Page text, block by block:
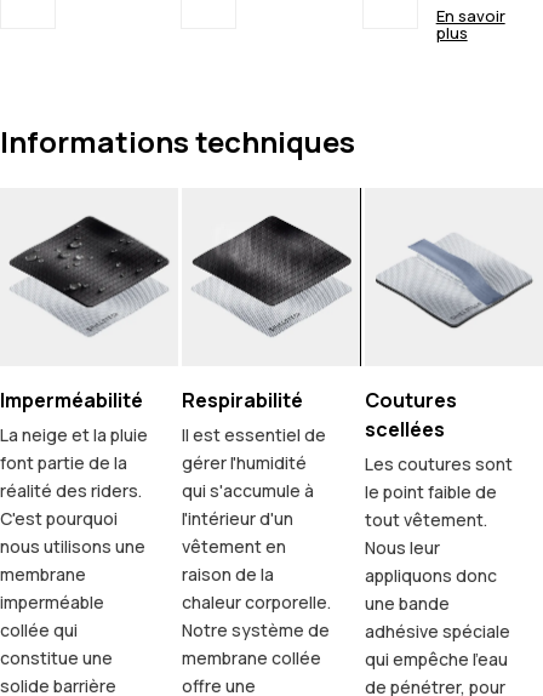
En savoir
plus
Informations techniques
Imperméabilité
La neige et la pluie
font partie de la
réalité des riders.
C'est pourquoi
nous utilisons une
membrane
imperméable
collée qui
constitue une
solide barrière
Respirabilité
Il est essentiel de
gérer l'humidité
qui s'accumule à
l'intérieur d'un
vêtement en
raison de la
chaleur corporelle.
Notre système de
membrane collée
offre une
Coutures
scellées
Les coutures sont
le point faible de
tout vêtement.
Nous leur
appliquons donc
une bande
adhésive spéciale
qui empêche l'eau
de pénétrer, pour